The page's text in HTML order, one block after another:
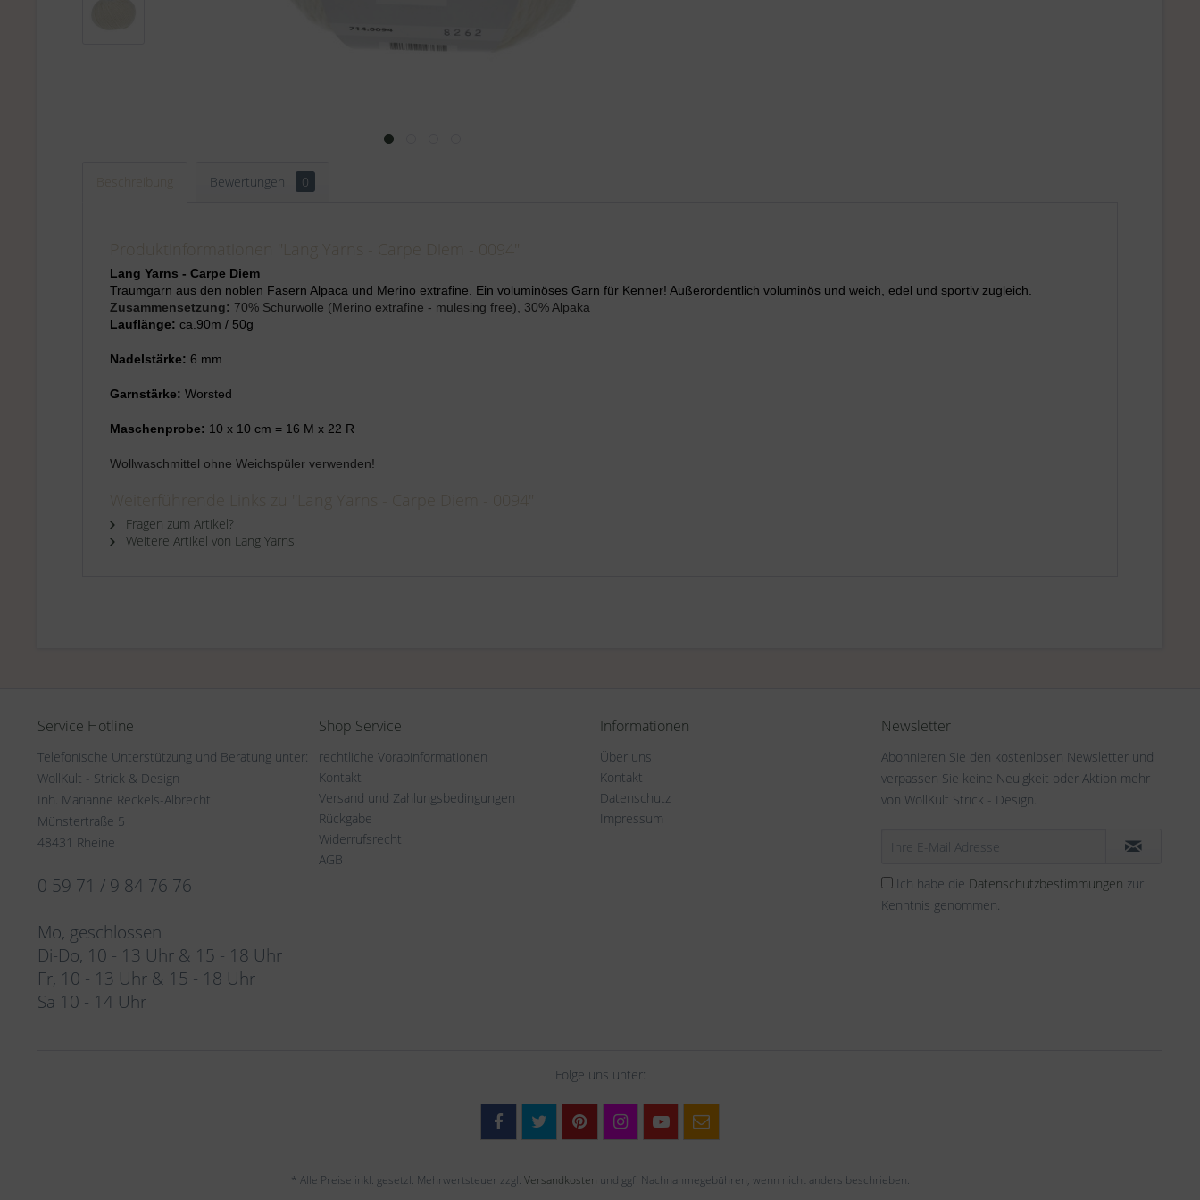
Bewertungen 0
Lang Yarns - Carpe Diem
Traumgarn aus den noblen Fasern Alpaca und Merino extrafine. Ein voluminöses Garn für Kenner! Außerordentlich voluminös und weich, edel und sportiv zugleich.
Zusammensetzung: 70% Schurwolle (Merino extrafine - mulesing free), 30% Alpaka
Lauflänge: ca.90m / 50g
Nadelstärke: 6 mm
Garnstärke: Worsted
Maschenprobe: 10 x 10 cm = 16 M x 22 R
Wollwaschmittel ohne Weichspüler verwenden!
Fragen zum Artikel?
Weitere Artikel von Lang Yarns
Service Hotline
Telefonische Unterstützung und Beratung unter:
WollKult - Strick & Design
Inh. Marianne Reckels-Albrecht
Münstertraße 5
48431 Rheine
0 59 71 / 9 84 76 76
Mo, geschlossen
Di-Do, 10 - 13 Uhr & 15 - 18 Uhr
Fr, 10 - 13 Uhr & 15 - 18 Uhr
Sa 10 - 14 Uhr
Shop Service
rechtliche Vorabinformationen
Kontakt
Versand und Zahlungsbedingungen
Rückgabe
Widerrufsrecht
AGB
Informationen
Über uns
Kontakt
Datenschutz
Impressum
Newsletter
Abonnieren Sie den kostenlosen Newsletter und
verpassen Sie keine Neuigkeit oder Aktion mehr
von WollKult Strick - Design.
Ich habe die Datenschutzbestimmungen zur
Kenntnis genommen.
Folge uns unter:
* Alle Preise inkl. gesetzl. Mehrwertsteuer zzgl. Versandkosten und ggf. Nachnahmegebühren, wenn nicht anders beschrieben.